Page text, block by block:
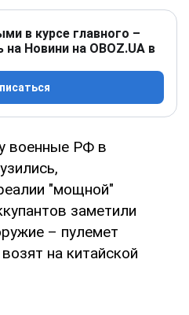
в курсе главного –
Новини на OBOZ.UA в
военные РФ в
"мощной"
заметили
– пулемет
на китайской